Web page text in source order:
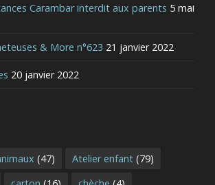
Carambar interdit aux parents 5 mai
& More n°623 21 janvier 2022
20 janvier 2022
(47) Atelier enfant (79)